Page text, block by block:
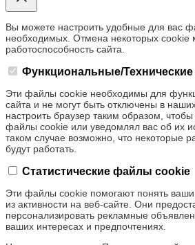
Вы можете настроить удобные для вас
необходимых. Отмена некоторых cookie
работоспособность сайта.
Функциональные/
Эти файлы cookie необходимы для
сайта и не могут быть отключены в
настроить браузер таким образом,
файлы cookie или уведомлял вас об их
таком случае возможно, что некоторые
будут работать.
Статистические файлы cookie
Эти файлы cookie помогают понять ваши
из активности на веб-сайте. Они
персонализировать рекламные
ваших интересах и предпочтениях.